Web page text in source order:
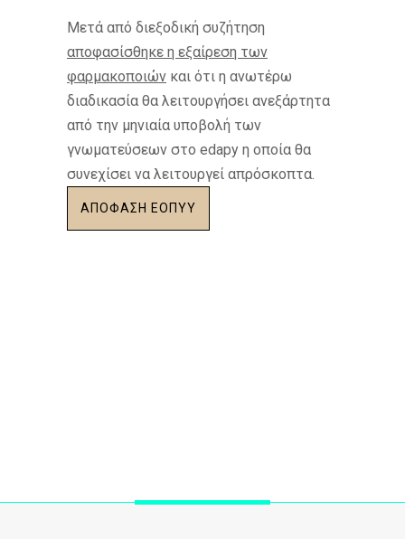
Μετά από διεξοδική συζήτηση
αποφασίσθηκε η εξαίρεση των
φαρμακοποιών και ότι η ανωτέρω
διαδικασία θα λειτουργήσει ανεξάρτητα
από την μηνιαία υποβολή των
γνωματεύσεων στο edapy η οποία θα
συνεχίσει να λειτουργεί απρόσκοπτα.
ΑΠΟΦΑΣΗ ΕΟΠΥΥ